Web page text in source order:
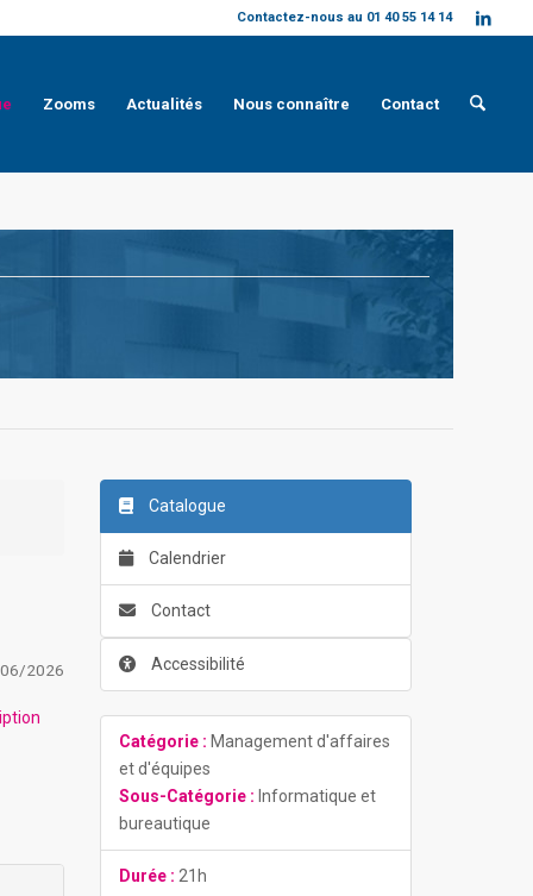
Contactez-nous au 01 40 55 14 14
Zooms Actualités Nous connaître Contact
2026
Catalogue
Calendrier
Contact
Accessibilité
Catégorie : Management d'affaires
et d'équipes
Sous-Catégorie : Informatique et
bureautique
Durée : 21h